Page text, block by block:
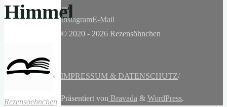
Himmel
Rezensoehnchen
InstagramE-Mail
© 2020 - 2026 Rezensöhnchen
IMPRESSUM & DATENSCHUTZ/
Präsentiert von Bravada & WordPress.